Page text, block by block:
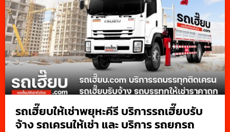
รถเฮี๊ยบให้เช่าพยุหะคีรี บริการรถเฮี๊ยบรับ
จ้าง รถเครนให้เช่า และ บริการ รถยกรถ